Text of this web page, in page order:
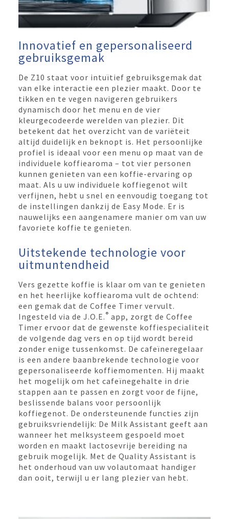
Innovatief en gepersonaliseerd
gebruiksgemak
De Z10 staat voor intuïtief gebruiksgemak dat
van elke interactie een plezier maakt. Door te
tikken en te vegen navigeren gebruikers
dynamisch door het menu en de vier
kleurgecodeerde werelden van plezier. Dit
betekent dat het overzicht van de variëteit
altijd duidelijk en beknopt is. Het persoonlijke
profiel is ideaal voor een menu op maat van de
individuele koffiearoma – tot vier personen
kunnen genieten van een koffie-ervaring op
maat. Als u uw individuele koffiegenot wilt
verfijnen, hebt u snel en eenvoudig toegang tot
de instellingen dankzij de Easy Mode. Er is
nauwelijks een aangenamere manier om van uw
favoriete koffie te genieten.
Uitstekende technologie voor
uitmuntendheid
Vers gezette koffie is klaar om van te genieten
en het heerlijke koffiearoma vult de ochtend:
een gemak dat de Coffee Timer vervult.
Ingesteld via de J.O.E. ® app, zorgt de Coffee
Timer ervoor dat de gewenste koffiespecialiteit
de volgende dag vers en op tijd wordt bereid
zonder enige tussenkomst. De cafeïneregelaar
is een andere baanbrekende technologie voor
gepersonaliseerde koffiemomenten. Hij maakt
het mogelijk om het cafeïnegehalte in drie
stappen aan te passen en zorgt voor de fijne,
beslissende balans voor persoonlijk
koffiegenot. De ondersteunende functies zijn
gebruiksvriendelijk: De Milk Assistant geeft aan
wanneer het melksysteem gespoeld moet
worden en maakt lactosevrije bereiding na
gebruik mogelijk. Met de Quality Assistant is
het onderhoud van uw volautomaat handiger
dan ooit, terwijl u er lang plezier van hebt.